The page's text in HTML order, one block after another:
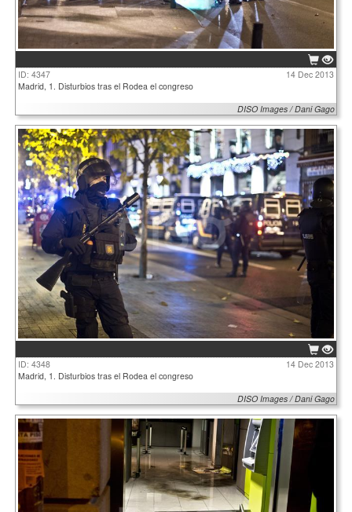
ID: 4347
14 Dec 2013
Madrid, 1. Disturbios tras el Rodea el congreso
DISO Images / Dani Gago
ID: 4348
14 Dec 2013
Madrid, 1. Disturbios tras el Rodea el congreso
DISO Images / Dani Gago